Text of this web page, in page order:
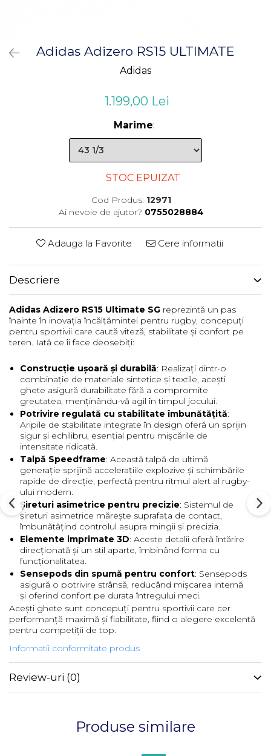
Adidas Adizero RS15 ULTIMATE
Adidas
1.199,00 Lei
Marime:
STOC EPUIZAT
Cod Produs: 12971
Ai nevoie de ajutor? 0755028884
Adauga la Favorite Cere informatii
Descriere
Adidas Adizero RS15 Ultimate SG reprezintă un pas
înainte în inovația încălțămintei pentru rugby, concepuți
pentru sportivii care caută viteză, stabilitate și confort pe
teren. Iată ce îi face deosebiți:
Construcție ușoară și durabilă: Realizați dintr-o
combinație de materiale sintetice și textile, acești
ghete asigură durabilitate fără a compromite
greutatea, menținându-vă agil în timpul jocului.
Potrivire regulată cu stabilitate îmbunătățită:
Aripile de stabilitate integrate în design oferă un sprijin
sigur și echilibru, esențial pentru mișcările de
intensitate ridicată.
Talpă Speedframe: Această talpă de ultimă
generație sprijină accelerațiile explozive și schimbările
rapide de direcție, perfectă pentru ritmul alert al rugby-
ului modern.
Șireturi asimetrice pentru precizie: Sistemul de
șireturi asimetrice mărește suprafața de contact,
îmbunătățind controlul asupra mingii și precizia.
Elemente imprimate 3D: Aceste detalii oferă întărire
direcționată și un stil aparte, îmbinând forma cu
funcționalitatea.
Sensepods din spumă pentru confort: Sensepods
asigură o potrivire strânsă, reducând mișcarea internă
și oferind confort pe durata întregului meci.
Acești ghete sunt concepuți pentru sportivii care cer
performanță maximă și fiabilitate, fiind o alegere excelentă
pentru competiții de top.
Informatii conformitate produs
Review-uri (0)
Produse similare